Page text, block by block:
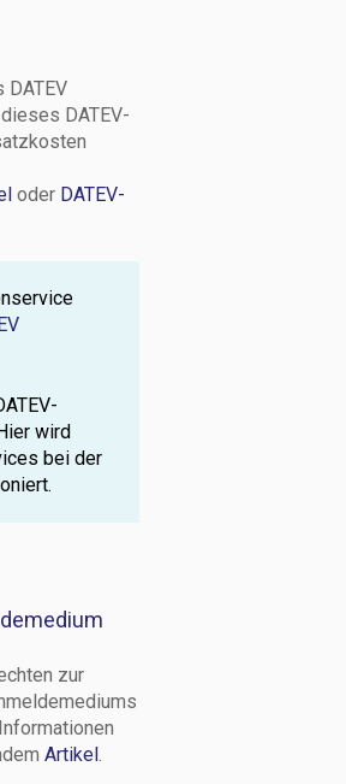
DATEV-
oder DATEV-
wird
bei der
zur
Artikel.